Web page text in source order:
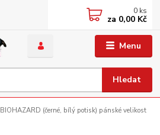
Menu
Hledat
0 ks
za 0,00 Kč
BIOHAZARD (černé, bílý potisk) pánské velikost